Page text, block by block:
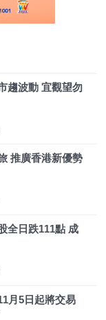
宜觀望勿
財爺繼續歐洲之旅 推廣香港新優勢
全日跌111點 成
月5日起將交易